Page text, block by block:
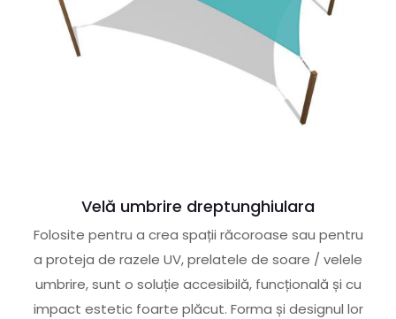
Velă umbrire dreptunghiulara
Folosite pentru a crea spații răcoroase sau pentru
a proteja de razele UV, prelatele de soare / velele
umbrire, sunt o soluție accesibilă, funcțională și cu
impact estetic foarte plăcut. Forma și designul lor